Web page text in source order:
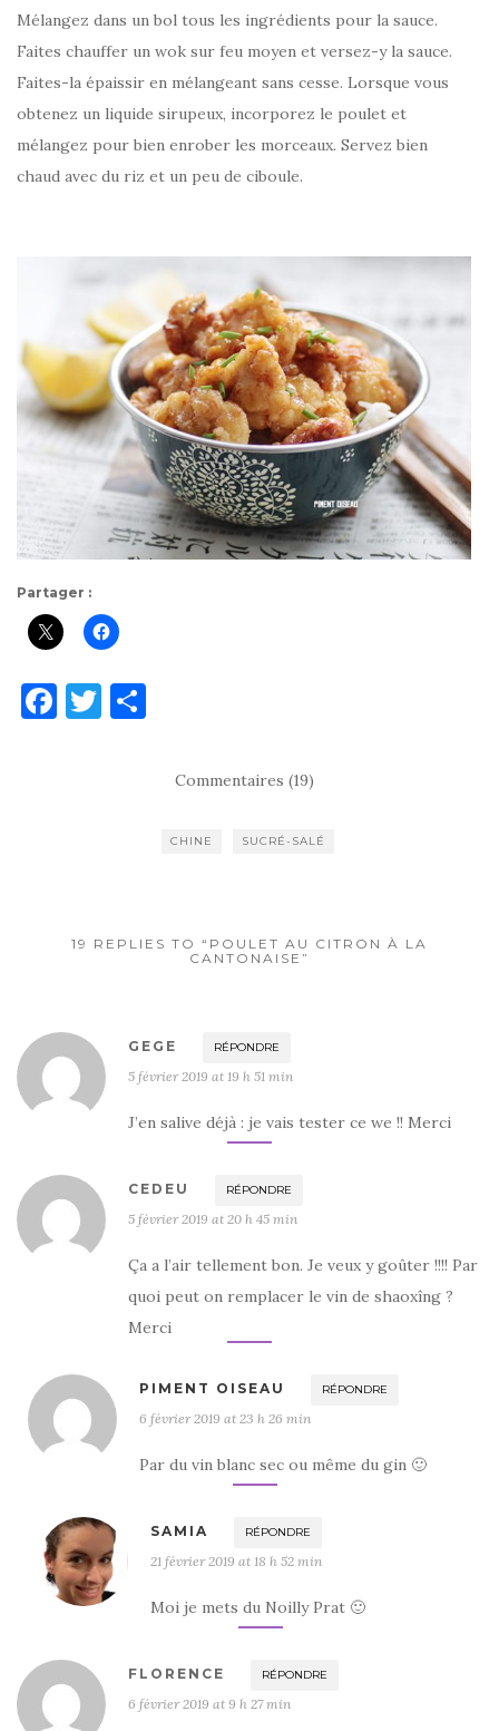
Mélangez dans un bol tous les ingrédients pour la sauce.
Faites chauffer un wok sur feu moyen et versez-y la sauce.
Faites-la épaissir en mélangeant sans cesse. Lorsque vous
obtenez un liquide sirupeux, incorporez le poulet et
mélangez pour bien enrober les morceaux. Servez bien
chaud avec du riz et un peu de ciboule.
Partager :
F
k
T
ta
er
Commentaires (19)
CHINE SUCRÉ-SALÉ
19 REPLIES TO “POULET AU CITRON À LA
CANTONAISE”
GEGE RÉPONDRE
5 février 2019 at 19 h 51 min
J’en salive déjà : je vais tester ce we !! Merci
CEDEU RÉPONDRE
5 février 2019 at 20 h 45 min
Ça a l’air tellement bon. Je veux y goûter !!!! Par
quoi peut on remplacer le vin de shaoxîng ?
Merci
PIMENT OISEAU RÉPONDRE
6 février 2019 at 23 h 26 min
Par du vin blanc sec ou même du gin 🙂
SAMIA RÉPONDRE
21 février 2019 at 18 h 52 min
Moi je mets du Noilly Prat 🙂
FLORENCE RÉPONDRE
6 février 2019 at 9 h 27 min